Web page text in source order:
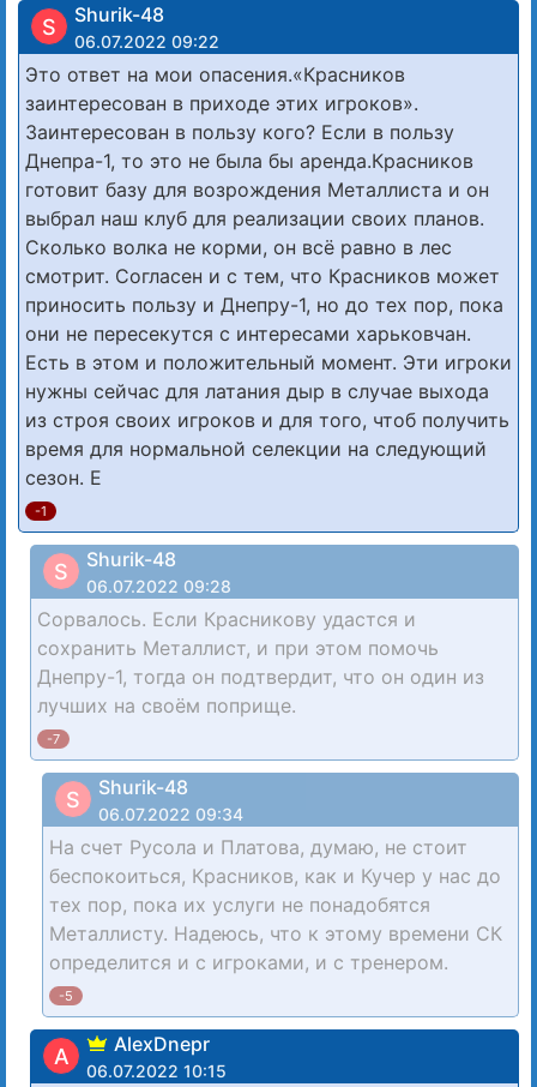
S Shurik-48
06.07.2022 09:22
Это ответ на мои опасения.«Красников
заинтересован в приходе этих игроков».
Заинтересован в пользу кого? Если в пользу
Днепра-1, то это не была бы аренда.Красников
готовит базу для возрождения Металлиста и он
выбрал наш клуб для реализации своих планов.
Сколько волка не корми, он всё равно в лес
смотрит. Согласен и с тем, что Красников может
приносить пользу и Днепру-1, но до тех пор, пока
они не пересекутся с интересами харьковчан.
Есть в этом и положительный момент. Эти игроки
нужны сейчас для латания дыр в случае выхода
из строя своих игроков и для того, чтоб получить
время для нормальной селекции на следующий
сезон. Е
-1
S Shurik-48
06.07.2022 09:28
Сорвалось. Если Красникову удастся и
сохранить Металлист, и при этом помочь
Днепру-1, тогда он подтвердит, что он один из
лучших на своём поприще.
-7
S Shurik-48
06.07.2022 09:34
На счет Русола и Платова, думаю, не стоит
беспокоиться, Красников, как и Кучер у нас до
тех пор, пока их услуги не понадобятся
Металлисту. Надеюсь, что к этому времени СК
определится и с игроками, и с тренером.
-5
A AlexDnepr
06.07.2022 10:15